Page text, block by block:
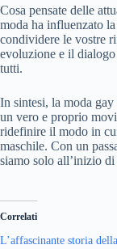
Cosa pensate delle
moda ha influenzato
condividere le vostre
evoluzione e il dialogo
tutti.
In sintesi, la moda gay
un vero e proprio
ridefinire il modo in
maschile. Con un
siamo solo all’inizio
Correlati
L’affascinante storia